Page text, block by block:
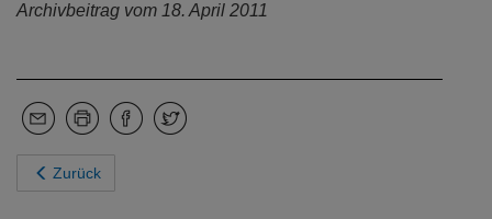
Archivbeitrag vom 18. April 2011
Zurück